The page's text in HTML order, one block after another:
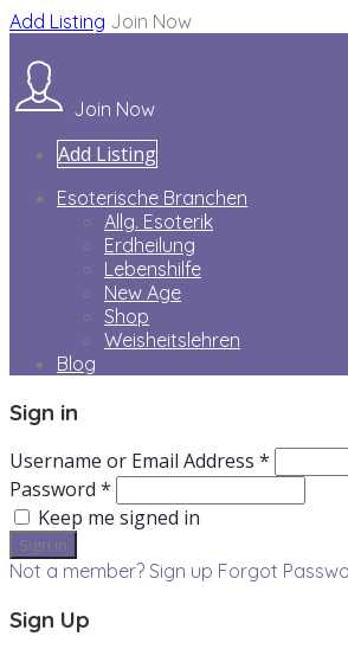
Add Listing Join Now
Join Now
Add Listing
Esoterische Branchen
Allg. Esoterik
Erdheilung
Lebenshilfe
New Age
Shop
Weisheitslehren
Blog
Sign in
Username or Email Address *
Password *
Keep me signed in
Not a member? Sign up Forgot
Sign Up